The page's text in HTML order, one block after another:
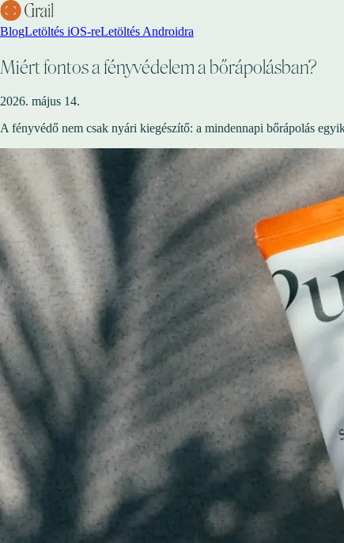
BlogLetöltés iOS-reLetöltés Androidra
Miért fontos a fényvédelem a bőrápolásban?
2026. május 14.
A fényvédő nem csak nyári kiegészítő: a mindennapi bőrápolás